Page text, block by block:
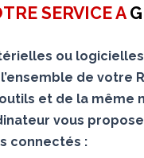
SERVICE A
ou logicielles
de votre
et de la
vous
connectés :